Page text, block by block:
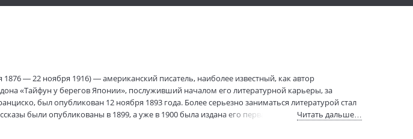
— 22 ноября 1916) — американский писатель, наиболее известный, как автор
«Тайфун у берегов Японии», послуживший началом его литературной карьеры, за
был опубликован 12 ноября 1893 года. Более серьезно заниматься литературой стал
были опубликованы в 1899, а уже в 1900 была издана его первая книга — сборник
Читать дальше…